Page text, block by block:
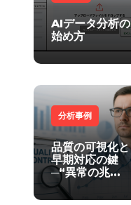
AIデータ分析の
始め方
分析事例
品質の可視化と
早期対応の鍵
─“異常の兆
候”を捉える分
析とは